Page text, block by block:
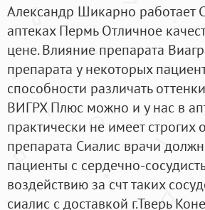
Александр Шикарно работает
аптеках Пермь Отличное
цене. Влияние препарата
препарата у некоторых
способности различать
ВИГРХ Плюс можно и у нас в
практически не имеет
препарата Сиалис врачи
пациенты с сердечно-
воздействию за счт таких
сиалис с доставкой г.Тверь